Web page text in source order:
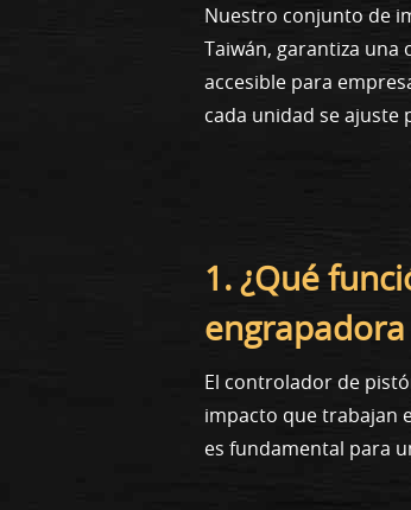
Nuestro conjunto de
Taiwán, garantiza
accesible para
cada unidad se ajuste
1. ¿Qué
El controlador de
impacto que trabajan
es fundamental para